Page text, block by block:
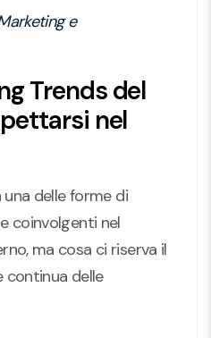
e
Trends del
nel
delle forme di
coinvolgenti nel
ma cosa ci riserva il
continua delle